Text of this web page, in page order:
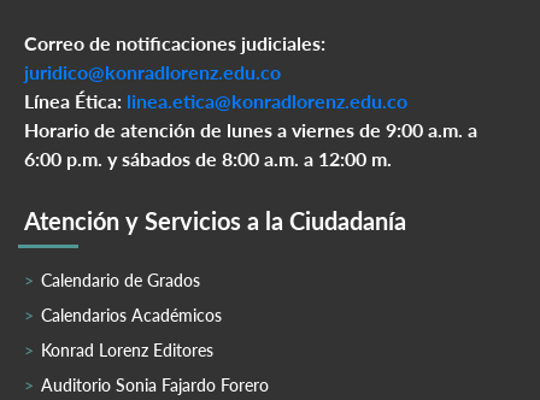
Correo de notificaciones judiciales:
juridico@konradlorenz.edu.co
Línea Ética: linea.etica@konradlorenz.edu.co
Horario de atención de lunes a viernes de 9:00 a.m. a
6:00 p.m. y sábados de 8:00 a.m. a 12:00 m.
Atención y Servicios a la Ciudadanía
Calendario de Grados
Calendarios Académicos
Konrad Lorenz Editores
Auditorio Sonia Fajardo Forero